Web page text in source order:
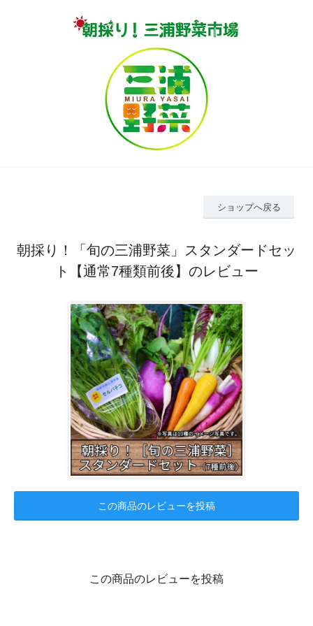
ショップへ戻る
朝採り！「旬の三浦野菜」スタンダードセッ
ト【通常7種類前後】のレビュー
この商品のレビューを投稿
この商品のレビューを投稿